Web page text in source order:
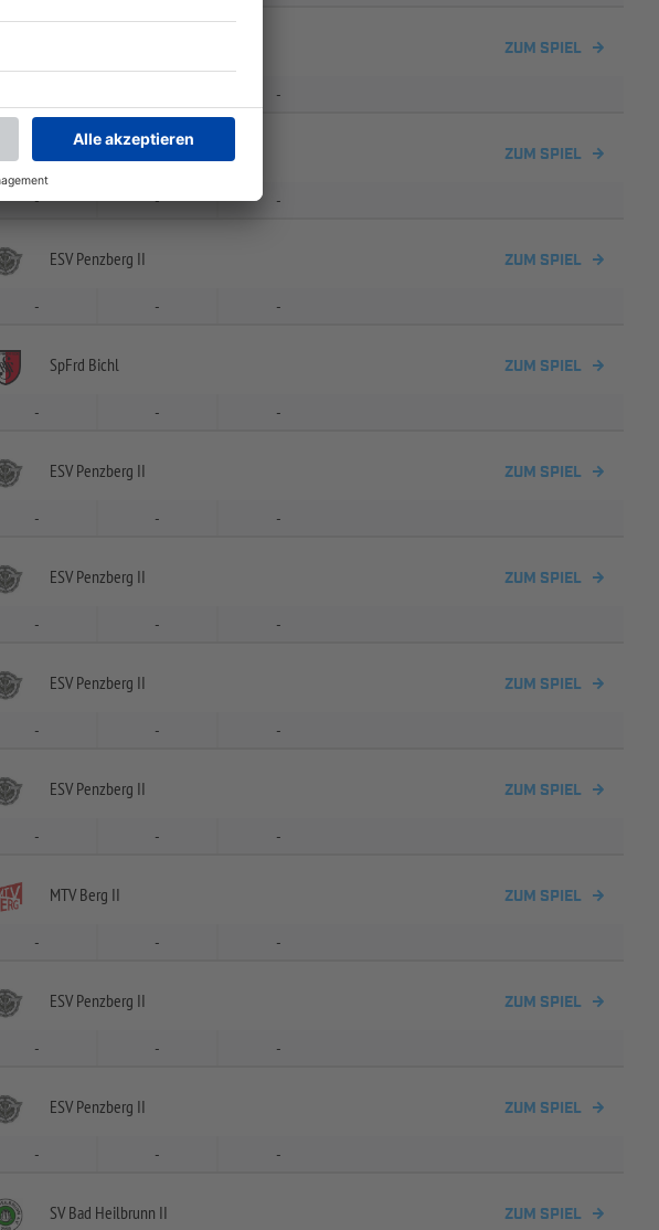
ZUM SPIEL
-
SV Münsing- A. II ZUM SPIEL
- - -
ESV Penzberg II ZUM SPIEL
- - -
SpFrd Bichl ZUM SPIEL
- - -
ESV Penzberg II ZUM SPIEL
- - -
ESV Penzberg II ZUM SPIEL
- - -
ESV Penzberg II ZUM SPIEL
- - -
ESV Penzberg II ZUM SPIEL
- - -
MTV Berg II ZUM SPIEL
- - -
ESV Penzberg II ZUM SPIEL
- - -
ESV Penzberg II ZUM SPIEL
- - -
SV Bad Heilbrunn II ZUM SPIEL